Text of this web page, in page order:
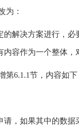
为：
解决方案进行，
容作为一个整体
第6.1.1节，内容如下
，如果其中的数